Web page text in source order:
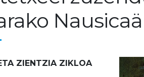
ZIENTZIA ZIKLOA